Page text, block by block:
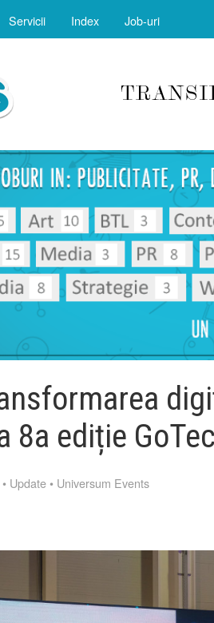
Servicii Index Job-uri
8a ediție
• Update • Universum Events